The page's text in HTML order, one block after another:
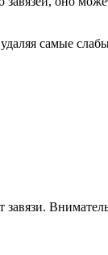
самые
завязи.